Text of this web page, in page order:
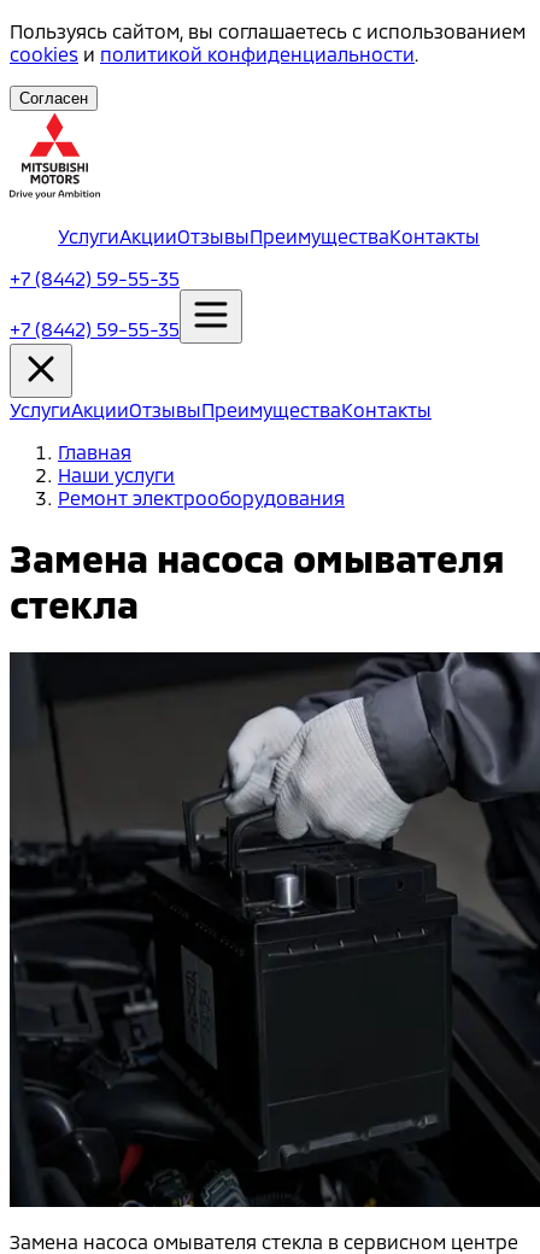
Пользуясь сайтом, вы соглашаетесь с использованием
cookies и политикой конфиденциальности.
Согласен
УслугиАкцииОтзывыПреимуществаКонтакты
+7 (8442) 59-55-35
+7 (8442) 59-55-35
УслугиАкцииОтзывыПреимуществаКонтакты
Главная
Наши услуги
Ремонт электрооборудования
Замена насоса омывателя
стекла
Замена насоса омывателя стекла в сервисном центре